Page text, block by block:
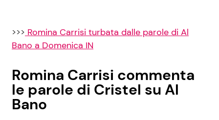
>>> Romina Carrisi turbata dalle parole di Al
Bano a Domenica IN
Romina Carrisi commenta
le parole di Cristel su Al
Bano